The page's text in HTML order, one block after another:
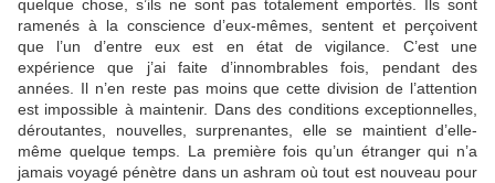
quelque chose, s’ils ne sont pas totalement emportés. Ils sont
ramenés à la conscience d’eux-mêmes, sentent et perçoivent
que l’un d’entre eux est en état de vigilance. C’est une
expérience que j’ai faite d’innombrables fois, pendant des
années. Il n’en reste pas moins que cette division de l’attention
est impossible à maintenir. Dans des conditions exceptionnelles,
déroutantes, nouvelles, surprenantes, elle se maintient d’elle-
même quelque temps. La première fois qu’un étranger qui n’a
jamais voyagé pénètre dans un ashram où tout est nouveau pour